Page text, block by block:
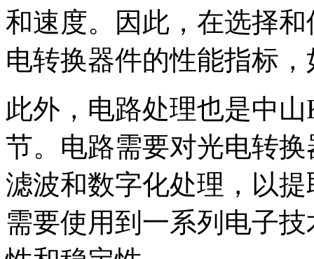
和速度。因此，在选择
电转换器件的性能指标
此外，电路处理也是中
节。电路需要对光电转
滤波和数字化处理，以
需要使用到一系列电子